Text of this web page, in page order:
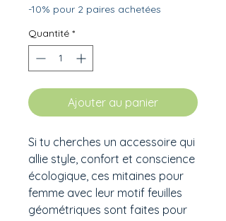
-10% pour 2 paires achetées
Quantité *
Ajouter au panier
Si tu cherches un accessoire qui
allie style, confort et conscience
écologique, ces mitaines pour
femme avec leur motif feuilles
géométriques sont faites pour